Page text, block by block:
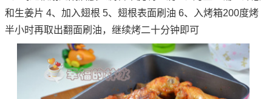
和生姜片 4、加入翅根 5、翅根表面刷油 6、入烤箱200度烤
半小时再取出翻面刷油，继续烤二十分钟即可